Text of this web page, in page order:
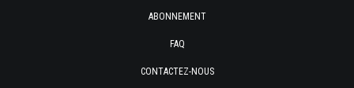
ABONNEMENT
FAQ
CONTACTEZ-NOUS